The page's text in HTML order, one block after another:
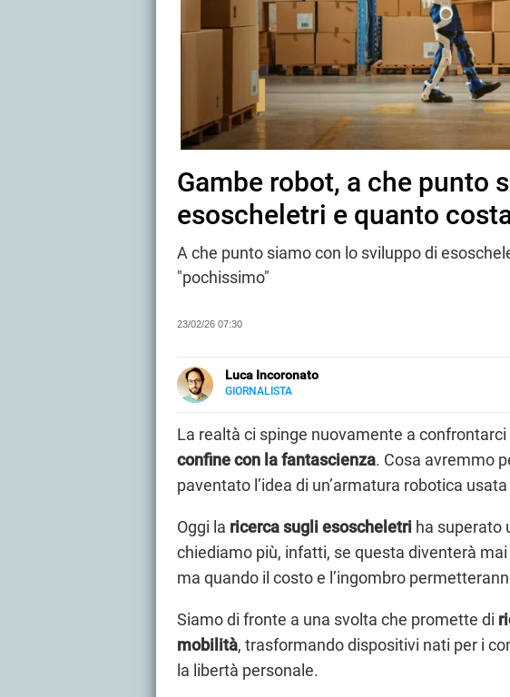
Gambe robot, a che punto
esoscheletri e quanto
A che punto siamo con lo sviluppo di
"pochissimo"
23/02/26 07:30
Luca Incoronato
GIORNALISTA
LINKEDIN
Libero Tecnologia scrivo nella sezione Scienza.
La realtà ci spinge nuovamente a
confine con la fantascienza. Cosa avremmo
paventato l’idea di un’armatura robotica
Oggi la ricerca sugli esoscheletri ha superato
chiediamo più, infatti, se questa diventerà
ma quando il costo e l’ingombro
Siamo di fronte a una svolta che promette di
mobilità, trasformando dispositivi nati per i
la libertà personale.